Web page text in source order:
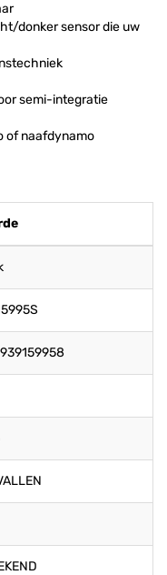
donker sensor die uw
semi-integratie
of naafdynamo